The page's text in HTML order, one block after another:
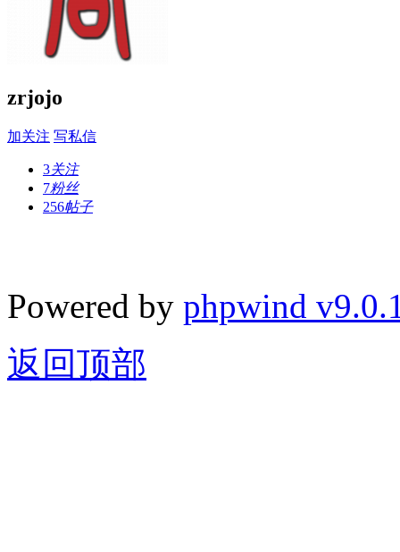
zrjojo
加关注 写私信
3关注
7粉丝
256帖子
Powered by phpwind
返回顶部